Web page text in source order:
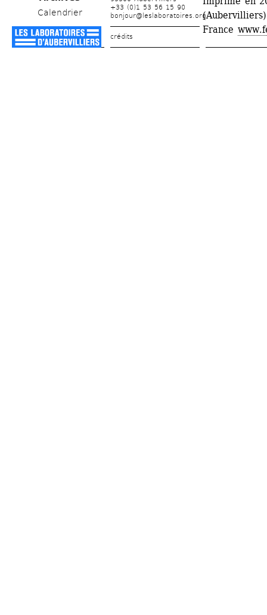
Calendrier
+33 (0)1 53 56 15 90
bonjour@leslaboratoires.org
crédits
France